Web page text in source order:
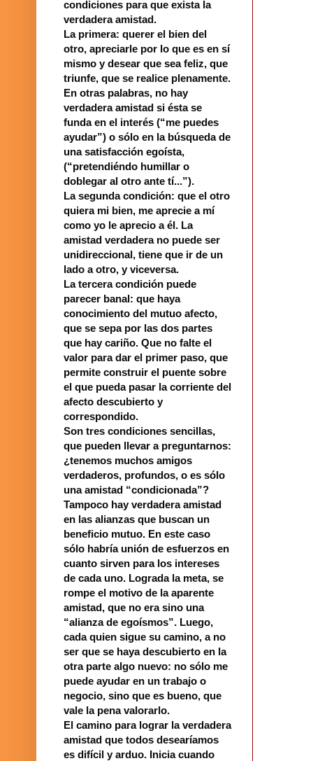
condiciones para que exista la
verdadera amistad.
La primera: querer el bien del
otro, apreciarle por lo que es en sí
mismo y desear que sea feliz, que
triunfe, que se realice plenamente.
En otras palabras, no hay
verdadera amistad si ésta se
funda en el interés (“me puedes
ayudar”) o sólo en la búsqueda de
una satisfacción egoísta,
(“pretendiéndo humillar o
doblegar al otro ante tí...”).
La segunda condición: que el otro
quiera mi bien, me aprecie a mí
como yo le aprecio a él. La
amistad verdadera no puede ser
unidireccional, tiene que ir de un
lado a otro, y viceversa.
La tercera condición puede
parecer banal: que haya
conocimiento del mutuo afecto,
que se sepa por las dos partes
que hay cariño. Que no falte el
valor para dar el primer paso, que
permite construir el puente sobre
el que pueda pasar la corriente del
afecto descubierto y
correspondido.
Son tres condiciones sencillas,
que pueden llevar a preguntarnos:
¿tenemos muchos amigos
verdaderos, profundos, o es sólo
una amistad “condicionada”?
Tampoco hay verdadera amistad
en las alianzas que buscan un
beneficio mutuo. En este caso
sólo habría unión de esfuerzos en
cuanto sirven para los intereses
de cada uno. Lograda la meta, se
rompe el motivo de la aparente
amistad, que no era sino una
“alianza de egoísmos”. Luego,
cada quien sigue su camino, a no
ser que se haya descubierto en la
otra parte algo nuevo: no sólo me
puede ayudar en un trabajo o
negocio, sino que es bueno, que
vale la pena valorarlo.
El camino para lograr la verdadera
amistad que todos desearíamos
es difícil y arduo. Inicia cuando